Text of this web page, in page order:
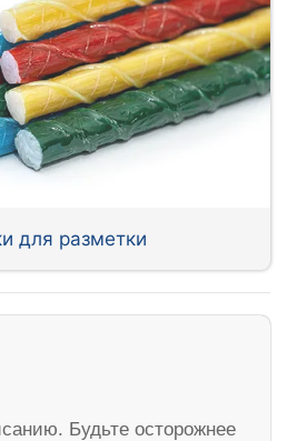
для разметки
Будьте осторожнее